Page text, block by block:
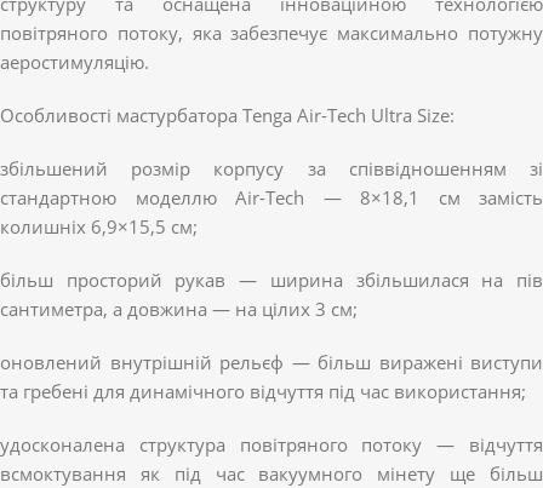
повітряного потоку, яка забезпечує максимально потужну
аеростимуляцію.
Особливості мастурбатора Tenga Air-Tech Ultra Size:
збільшений розмір корпусу за співвідношенням зі
стандартною моделлю Air-Tech — 8×18,1 см замість
колишніх 6,9×15,5 см;
більш просторий рукав — ширина збільшилася на пів
сантиметра, а довжина — на цілих 3 см;
оновлений внутрішній рельєф — більш виражені виступи
та гребені для динамічного відчуття під час використання;
удосконалена структура повітряного потоку — відчуття
всмоктування як під час вакуумного мінету ще більш